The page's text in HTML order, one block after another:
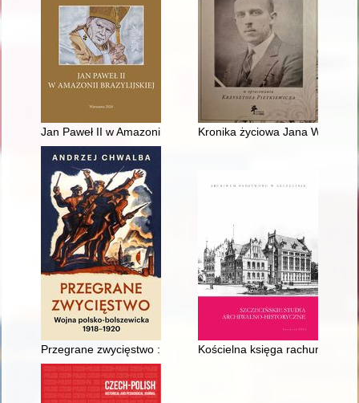
Jan Paweł II w Amazonii BrazylijskiejKronika życiowa Jana
Przegrane zwycięstwo : wojna polsko-bolszewicka 1918-1920
Kościelna księga rachunkowa